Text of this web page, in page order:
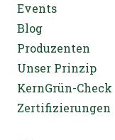
Events
Blog
Produzenten
Unser Prinzip
KernGrün-Check
Zertifizierungen